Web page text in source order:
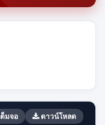
ต็มจอ ดาวน์โหลด